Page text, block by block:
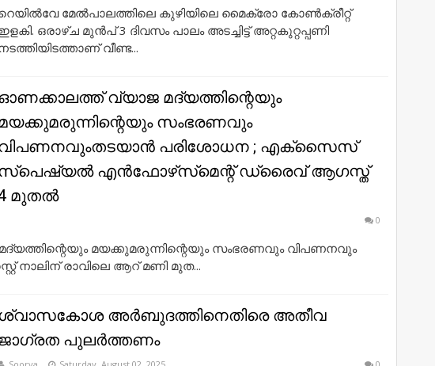
മേൽപാലത്തിലെ കുഴിയിലെ മൈക്രോ കോൺക്രീറ്റ്
ഒരാഴ്ച മുൻപ് 3 ദിവസം പാലം അടച്ചിട്ട് അറ്റകുറ്റപ്പണി
വീണ്ട...
വ്യാജ മദ്യത്തിന്റെയും
സംഭരണവും
പരിശോധന ; എക്‌സൈസ്
എൻഫോഴ്‌സ്‌മെന്റ് ഡ്രൈവ് ആഗസ്ത്
മുതൽ
0
മയക്കുമരുന്നിന്റെയും സംഭരണവും വിപണനവും
നാലിന് രാവിലെ ആറ് മണി മുത...
അര്‍ബുദത്തിനെതിരെ അതീവ
പുലര്‍ത്തണം